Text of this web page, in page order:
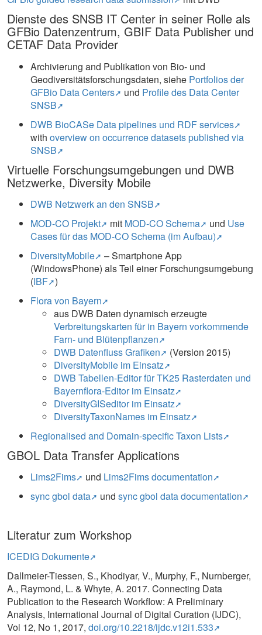
Dienste des SNSB IT Center in seiner Rolle als
GFBio Datenzentrum, GBIF Data Publisher und
CETAF Data Provider
Archivierung and Publikation von Bio- und
Geodiversitätsforschungsdaten, siehe Portfolios der
GFBio Data Centers
und Profile des Data Center
SNSB
DWB BioCASe Data pipelines und RDF services
with overview on occurrence datasets published via
SNSB
Virtuelle Forschungsumgebungen und DWB
Netzwerke, Diversity Mobile
DWB Netzwerk an den SNSB
MOD-CO Projekt
mit MOD-CO Schema und Use
Cases für das MOD-CO Schema (im Aufbau)
DiversityMobile
– Smartphone App
(WindowsPhone) als Teil einer Forschungsumgebung
(IBF )
Flora von Bayern
aus DWB Daten dynamisch erzeugte
Verbreitungskarten für in Bayern vorkommende
Farn- und Blütenpflanzen
DWB Datenfluss Grafiken
(Version 2015)
DiversityMobile im Einsatz
DWB Tabellen-Editor für TK25 Rasterdaten und
Bayernflora-Editor im Einsatz
DiversityGISeditor im Einsatz
DiversityTaxonNames im Einsatz
Regionalised and Domain-specific Taxon Lists
GBOL Data Transfer Applications
Lims2Fims und Lims2Fims documentation
sync gbol data
und sync gbol data documentation
Literatur zum Workshop
ICEDIG Dokumente
Dallmeier-Tiessen, S., Khodiyar, V., Murphy, F., Nurnberger,
A., Raymond, L. & Whyte, A. 2017. Connecting Data
Publication to the Research Workflow: A Preliminary
Analysis, International Journal of Digital Curation (IJDC),
Vol 12, No 1, 2017, doi.org/10.2218/ijdc.v12i1.533